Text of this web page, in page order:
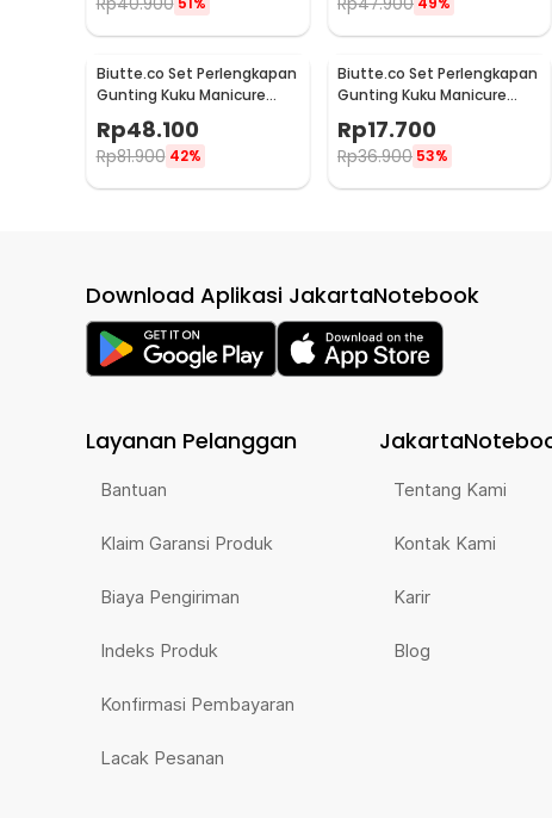
Biutte.co Set Perlengkapan
Gunting Kuku Manicure
Pedicure Nail Clipper 18 PCS
- S0M020
Rp48.100
Rp81.900 42%
Biutte.co Set Perlengkapan
Gunting Kuku Manicure
- S0M020
Rp17.700
Rp36.900 53%
Download Aplikasi JakartaNotebook
Layanan Pelanggan
Bantuan
Klaim Garansi Produk
Biaya Pengiriman
Indeks Produk
Konfirmasi Pembayaran
Lacak Pesanan
Tentang Kami
Kontak Kami
Karir
Blog